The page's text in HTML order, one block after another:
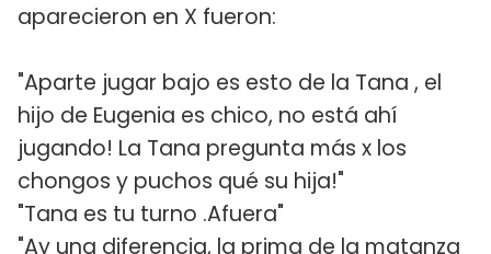
aparecieron en X fueron:
"Aparte jugar bajo es esto de la Tana , el
hijo de Eugenia es chico, no está ahí
jugando! La Tana pregunta más x los
chongos y puchos qué su hija!"
"Tana es tu turno .Afuera"
"Ay una diferencia, la prima de la matanza